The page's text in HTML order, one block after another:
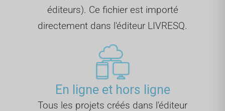
éditeurs). Ce fichier est importé
directement dans l'éditeur LIVRESQ.
En ligne et hors ligne
Tous les projets créés dans l'éditeur